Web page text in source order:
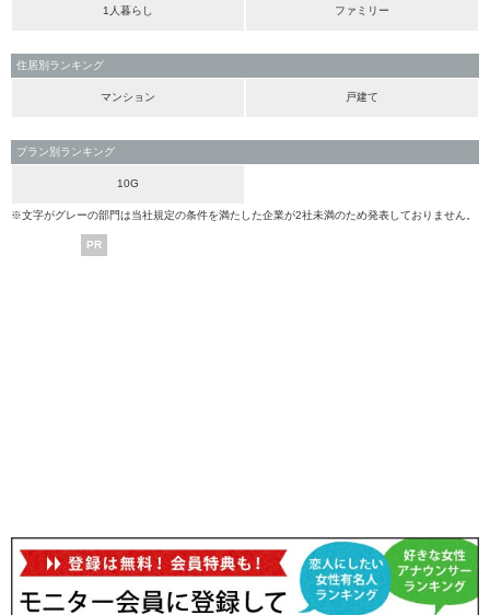
1人暮らし ファミリー
住居別ランキング
マンション 戸建て
プラン別ランキング
10G
※文字がグレーの部門は当社規定の条件を満たした企業が2社未満のため発表しておりません。
PR